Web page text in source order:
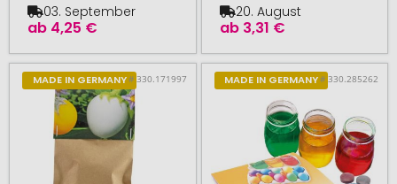
ab 4,25 €
03. September
ab 3,31 €
20. August
MADE IN GERMANY# 330.171997 MADE IN GERMANY# 330.285262